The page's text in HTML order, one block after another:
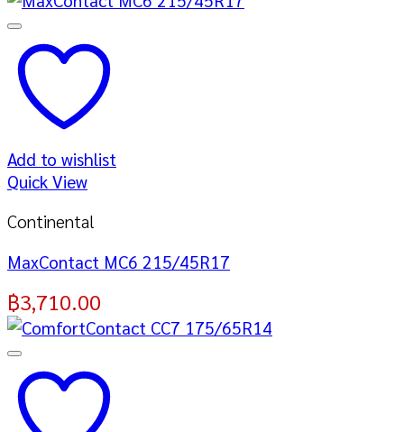
Add to wishlist
Quick View
Continental
MaxContact MC6 215/45R17
฿3,710.00